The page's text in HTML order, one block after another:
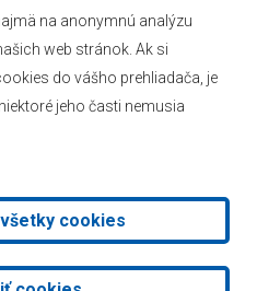
na anonymnú analýzu
web stránok. Ak si
do vášho prehliadača, je
jeho časti nemusia
cookies
Tvorba web stránok